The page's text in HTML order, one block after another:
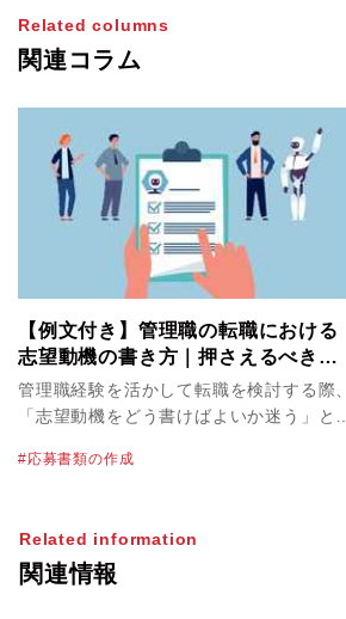
Related columns
関連コラム
【例文付き】管理職の転職における
志望動機の書き方｜押さえるべき要
素とハイクラス層向けの実例
管理職経験を活かして転職を検討する際、
「志望動機をどう書けばよいか迷う」とい
スキルが多岐にわたるため、何を選び、ど
価値と応募先への貢献イメージを、簡潔か
つ具体的に伝えることが求められます。
応募書類の作成
Related information
関連情報